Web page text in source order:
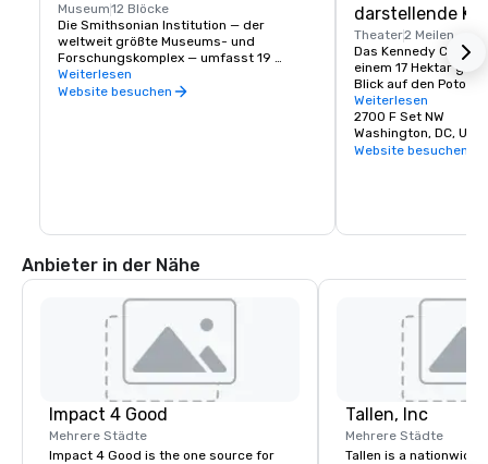
Museum12 Blöcke
Die Smithsonian Institution — der
weltweit größte Museums- und
Forschungskomplex — umfasst 19
Museen und Galerien sowie den National
Zoological Park.
Weiterlesen
Website besuchen
darstellende
Theater2 Meilen
Das Kennedy
einem 17 Hektar
Blick auf den
Washington, D.C.,
lebendiges Denkmal
Kennedy sowie die
Kunsteinrichtung
der ganzen Welt. Im
jedes Jahr mehr als
Aufführungen mit
nationalen und
angeboten. Dazu
Konzerte um 18 Uhr
Stage — die jetzt in
stattfindet —, die
gestreamt und auf
digital archiviert
Weiterlesen
2700 F Set NW
Washington, DC, US
Website besuchen
Anbieter in der Nähe
Impact 4 Good
Mehrere Städte
Impact 4 Good is the one source for
Tallen, Inc
Mehrere Städte
Tallen is a nationwide